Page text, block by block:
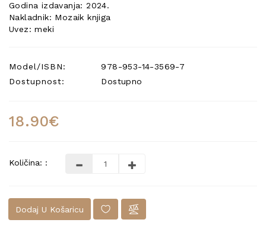
Godina izdavanja: 2024.
Nakladnik: Mozaik knjiga
Uvez: meki
Model/ISBN:
978-953-14-3569-7
Dostupnost:
Dostupno
18.90€
Količina: :
Dodaj U Košaricu